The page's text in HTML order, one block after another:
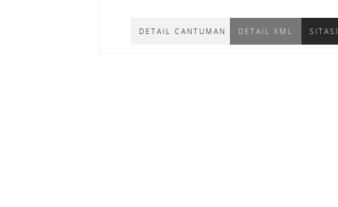
DETAIL CANTUMAN DETAIL XML SITASI